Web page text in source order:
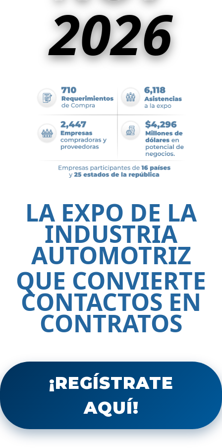
2026
LA EXPO DE LA
INDUSTRIA
AUTOMOTRIZ
QUE CONVIERTE
CONTACTOS EN
CONTRATOS
¡REGÍSTRATE
AQUÍ!